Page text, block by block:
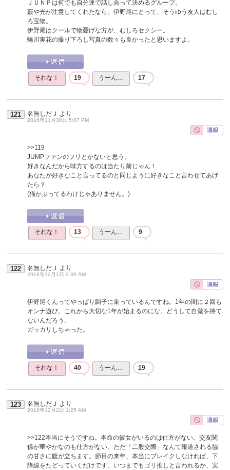
ＪＵＮＰは何でも自分達で話し合って決めるグループ。
藪や光が注意してくれたなら、伊野尾にとって、そうゆう友人はむし
ろ宝物。
伊野尾はクールで物憂げな方が、むしろセクシー。
蜷川実花の撮り下ろし写真の数々も良かったと思いますよ。
それな！ 19 うーん… 17
121 名無しだＪ より
2016年11月30日 5:07 PM
>>119
JUMPファンのフリとかないと思う。
好きなんだから味方するのは当たり前じゃん！
あなたが好きなこと言ってるのと同じように好きなこと言わせてあげ
たら？
(猫かぶってるわけじゃありません。)
それな！ 13 うーん… 9
122 名無しだＪ より
2016年12月1日 2:39 AM
伊野尾くんってやっぱり調子に乗っているんですね。1年の間に２回も
オンナ遊び。これから大切な1年が始まるのにな。どうして自覚を持て
ないんだろう。
ガッカリしちゃった。
それな！ 40 うーん… 19
123 名無しだＪ より
2016年12月2日 1:25 AM
>>122本当にそうですね。本命の彼女がいるのは仕方がない。交友関
係が華やかなのも仕方がない。ただ「二股交際」なんて報道される脇
の甘さに腹が立ちます。節目の来年、本当にブレイクしなければ、下
降線をたどっていくだけです。いつまでもゴリ推しと言われるか、実